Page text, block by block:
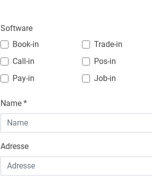
Software
Book-in
Trade-in
Call-in
Pos-in
Pay-in
Job-in
Name *
Adresse